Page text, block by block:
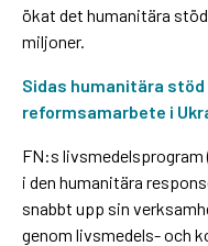
ökat det humanitära
miljoner.
Sidas humanitära
reformsamarbete i
FN:s livsmedelsprogram
i den humanitära
snabbt upp sin
genom livsmedels- och